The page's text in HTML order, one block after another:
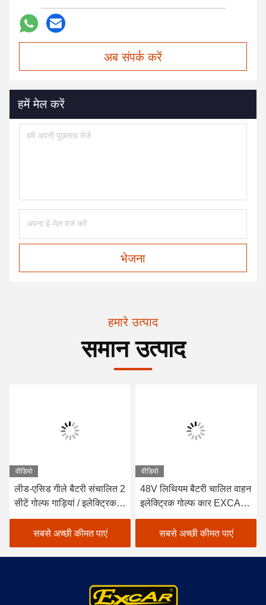
अब संपर्क करें
हमें मेल करें
भेजना
हमारे उत्पाद
समान उत्पाद
वीडियो
लीड-एसिड गीले बैटरी संचालित 2
सीटें गोल्फ गाड़ियां / इलेक्ट्रिक
छोटी गाड़ी कार गोल्फ
सबसे अच्छी कीमत पाएं
वीडियो
48V लिथियम बैटरी चालित वाहन
इलेक्ट्रिक गोल्फ कार EXCAR
A1S6 + 2 व्हाइट
सबसे अच्छी कीमत पाएं